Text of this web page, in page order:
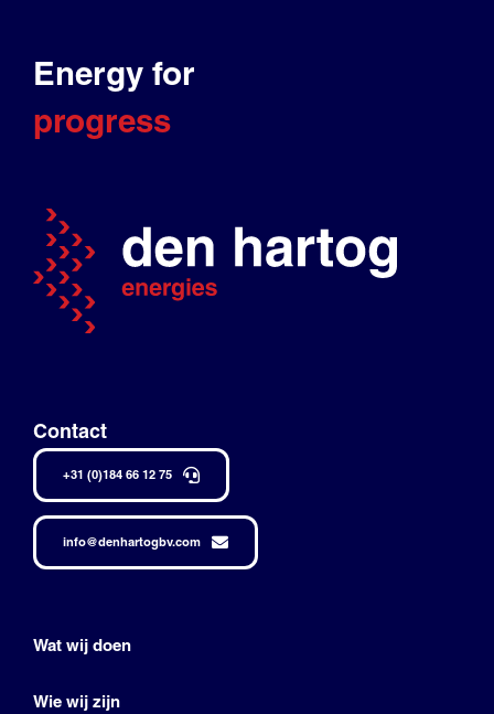
Energy for
progress
Contact
+31 (0)184 66 12 75
info@denhartogbv.com
Wat wij doen
Wie wij zijn